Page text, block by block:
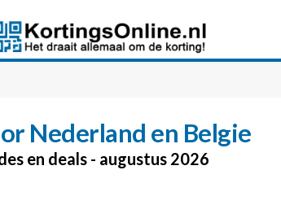
Nederland en Belgie
en deals - augustus 2026